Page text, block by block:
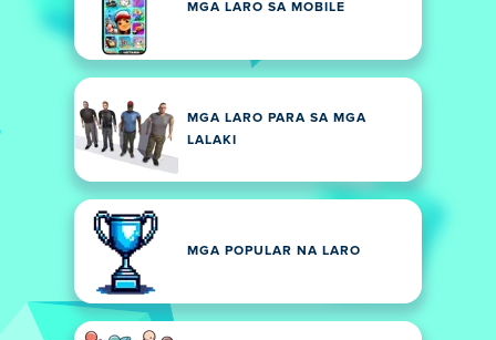
MGA LARO SA MOBILE
MGA LARO PARA SA MGA
LALAKI
MGA POPULAR NA LARO